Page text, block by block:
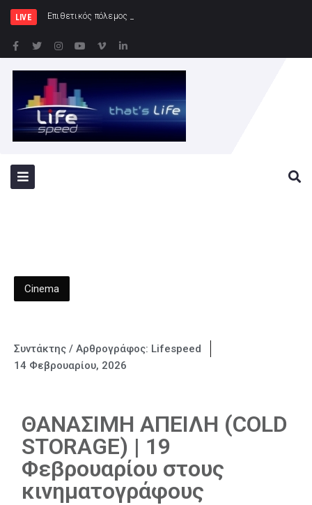
LIVE Επιθετικός πόλεμος της Ρωσίας κατά της Ουκρα
Cinema
Συντάκτης / Αρθρογράφος: Lifespeed
14 Φεβρουαρίου, 2026
ΘΑΝΑΣΙΜΗ ΑΠΕΙΛΗ (COLD
STORAGE) | 19
Φεβρουαρίου στους
κινηματογράφους